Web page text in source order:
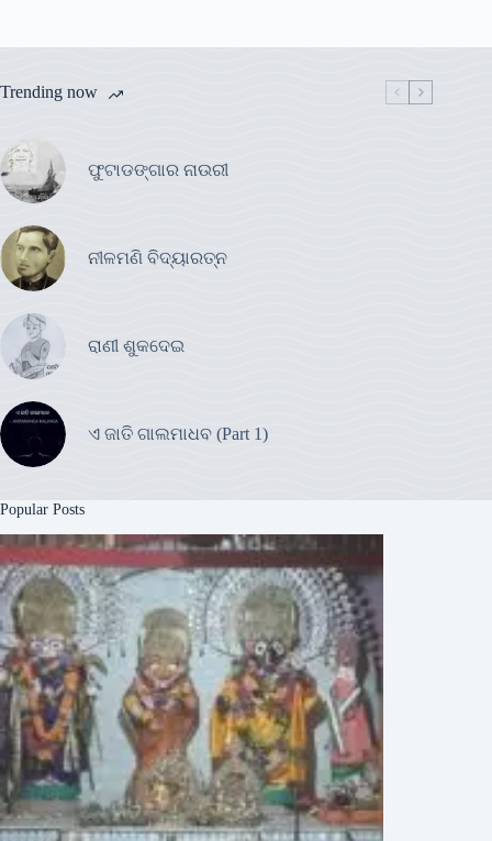
Trending now
ଫୁଟାଡଙ୍ଗାର ନାଉରୀ
ନୀଳମଣି ବିଦ୍ୟାରତ୍ନ
ରାଣୀ ଶୁକଦେଇ
ଏ ଜାତି ଗାଲମାଧବ (Part 1)
Popular Posts